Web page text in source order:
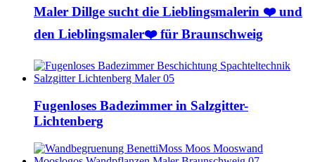
Maler Dillge sucht die Lieblingsmalerin ❤️ und
den Lieblingsmaler❤️ für Braunschweig
Fugenloses Badezimmer in Salzgitter-
Lichtenberg